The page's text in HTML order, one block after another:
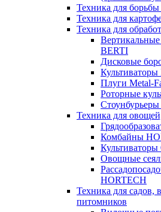
Техника для
Техника для
Техника для
BERTI
Дисковые
Культиваторы
Плуги Metal-
Роторные
Техника для
Комбайны
Овощные
HORTECH
Техника для садов,
питомников